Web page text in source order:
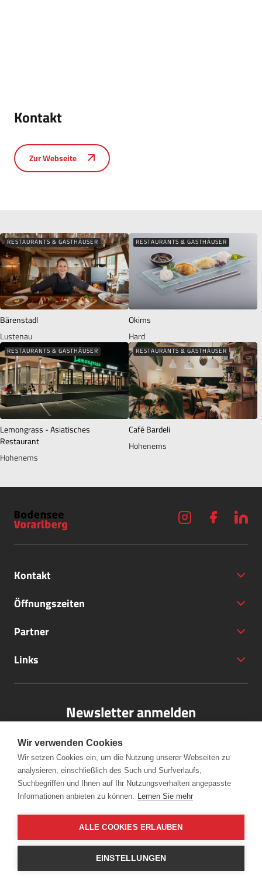
Kontakt
Zur Webseite
RESTAURANTS & GASTHÄUSER
Bärenstadl
Lustenau
RESTAURANTS & GASTHÄUSER
Okims
Hard
RESTAURANTS & GASTHÄUSER
Lemongrass - Asiatisches
Restaurant
Hohenems
RESTAURANTS & GASTHÄUSER
Café Bardeli
Hohenems
Kontakt
+43 (5572) 40797
Öffnungszeiten
Partner
Links
Newsletter anmelden
Bitte melden Sie sich für unseren Newsletter an.
Anmelden
© Bodensee Vorarlberg Tourismus
Wir verwenden Cookies
Wir setzen Cookies ein, um die Nutzung unserer Webseiten zu
analysieren, einschließlich des Such und Surfverlaufs,
Suchbegriffen und Ihnen auf Ihr Nutzungsverhalten angepasste
Informationen anbieten zu können. Lernen Sie mehr
ALLE COOKIES ERLAUBEN
EINSTELLUNGEN